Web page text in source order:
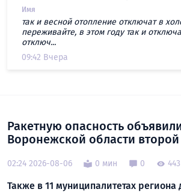
Имя
так и весной отопление отключат в
переживайте, в этом году так и
отключ...
09:42 Вчера
Ракетную опасность
Воронежской области второй
02:24 2026-08-06 0 мин 0 443
Также в 11 муниципалитетах региона